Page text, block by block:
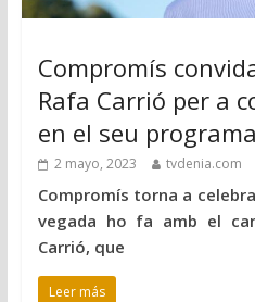
Compromís
Rafa Carrió per a
en el seu
2 mayo, 2023 tvdenia.com
Compromís torna a
vegada ho fa amb el
Carrió, que
Leer más